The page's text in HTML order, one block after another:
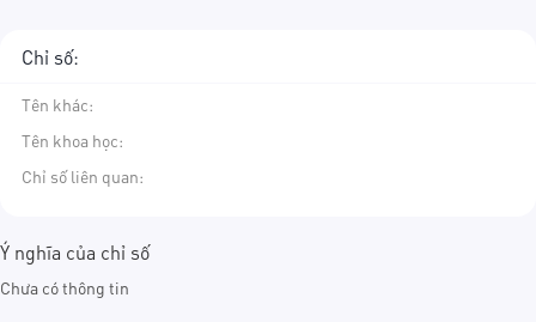
Chỉ số:
Tên khác:
Tên khoa học:
Chỉ số liên quan:
Ý nghĩa của chỉ số
Chưa có thông tin